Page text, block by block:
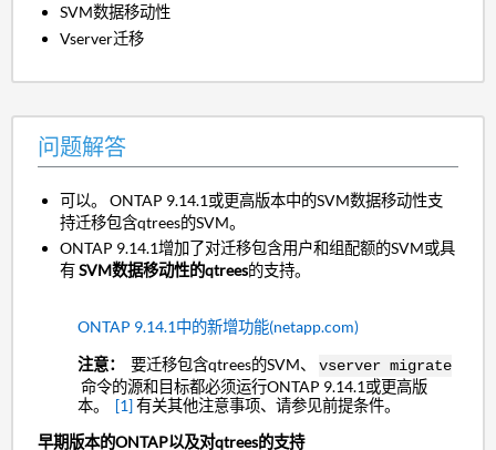
SVM数据移动性
Vserver迁移
问题解答
可以。 ONTAP 9.14.1或更高版本中的SVM数据移动性支
持迁移包含qtrees的SVM。
ONTAP 9.14.1增加了对迁移包含用户和组配额的SVM或具
有SVM数据移动性的qtrees的支持。
ONTAP 9.14.1中的新增功能(netapp.com)
注意： 要迁移包含qtrees的SVM、 vserver migrate
命令的源和目标都必须运行ONTAP 9.14.1或更高版
本。 [1]有关其他注意事项、请参见前提条件。
早期版本的ONTAP以及对qtrees的支持